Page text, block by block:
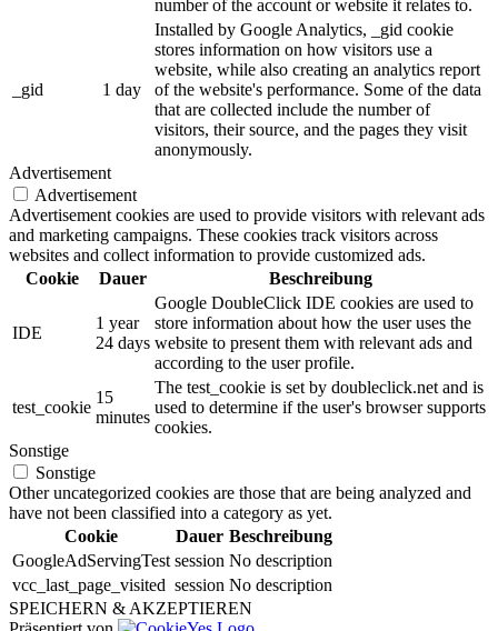
number of the account or website it relates to.
_gid 1 day
Installed by Google Analytics, _gid cookie
stores information on how visitors use a
website, while also creating an analytics report
of the website's performance. Some of the data
that are collected include the number of
visitors, their source, and the pages they visit
anonymously.
Advertisement
Advertisement
Advertisement cookies are used to provide visitors with relevant ads
and marketing campaigns. These cookies track visitors across
websites and collect information to provide customized ads.
Cookie
Dauer Beschreibung
IDE
1 year
24 days
Google DoubleClick IDE cookies are used to
store information about how the user uses the
website to present them with relevant ads and
according to the user profile.
test_cookie
15
minutes
The test_cookie is set by doubleclick.net and is
used to determine if the user's browser supports
cookies.
Sonstige
Sonstige
Other uncategorized cookies are those that are being analyzed and
have not been classified into a category as yet.
Cookie
Dauer Beschreibung
GoogleAdServingTest session No description
vcc_last_page_visited session No description
SPEICHERN & AKZEPTIEREN